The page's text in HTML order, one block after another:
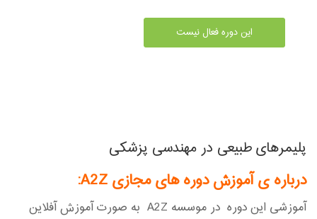
این دوره فعال نیست
پلیمرهای طبیعی در مهندسی پزشکی
درباره ی آموزش دوره های مجازی A2Z :
آموزشی این دوره در موسسه A2Z به صورت آموزش آفلاین